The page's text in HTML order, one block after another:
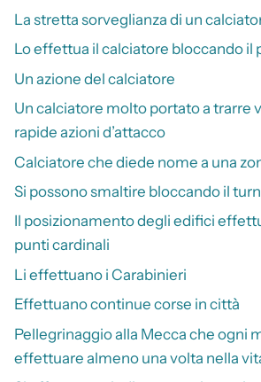
La stretta sorveglianza di un
Lo effettua il calciatore bloccando il
Un azione del calciatore
Un calciatore molto portato a trarre
rapide azioni d’attacco
Calciatore che diede nome a una
Si possono smaltire bloccando il
Il posizionamento degli edifici
punti cardinali
Li effettuano i Carabinieri
Effettuano continue corse in città
Pellegrinaggio alla Mecca che ogni
effettuare almeno una volta nella